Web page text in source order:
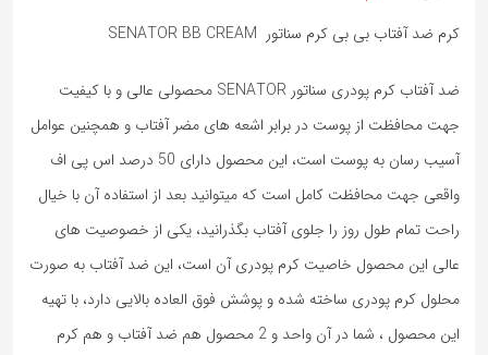
کرم ضد آفتاب بی بی کرم سناتور SENATOR BB CREAM
ضد آفتاب کرم پودری سناتور SENATOR محصولی عالی و با کیفیت
جهت محافظت از پوست در برابر اشعه های مضر آفتاب و همچنین عوامل
آسیب رسان به پوست است، این محصول دارای 50 درصد اس پی اف
واقعی جهت محافظت کامل است که میتوانید بعد از استفاده آن با خیال
راحت تمام طول روز را جلوی آفتاب بگذرانید، یکی از خصوصیت های
عالی این محصول خاصیت کرم پودری آن است، این ضد آفتاب به صورت
محلول کرم پودری ساخته شده و پوشش فوق العاده بالایی دارد، با تهیه
این محصول ، شما در آن واحد و 2 محصول هم ضد آفتاب و هم کرم